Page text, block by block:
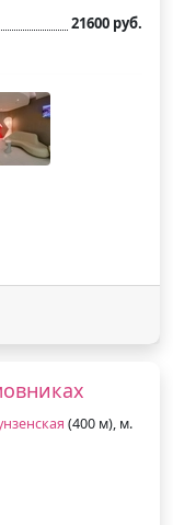
21600 руб.
(400 м), м.